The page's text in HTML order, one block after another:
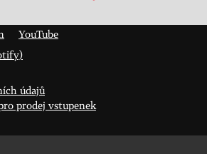
YouTube
údajů
prodej vstupenek